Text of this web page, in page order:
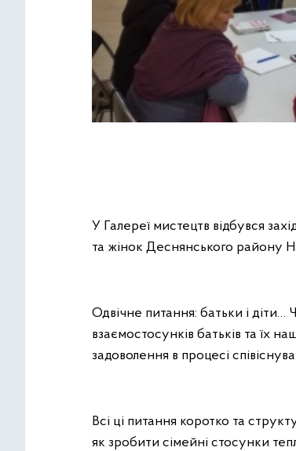
У Галереї мистецтв відбувся
та жінок Деснянського району
Одвічне питання: батьки і
взаємостосунків батьків та їх
задоволення в процесі
Всі ці питання коротко та
як зробити сімейні стосунки